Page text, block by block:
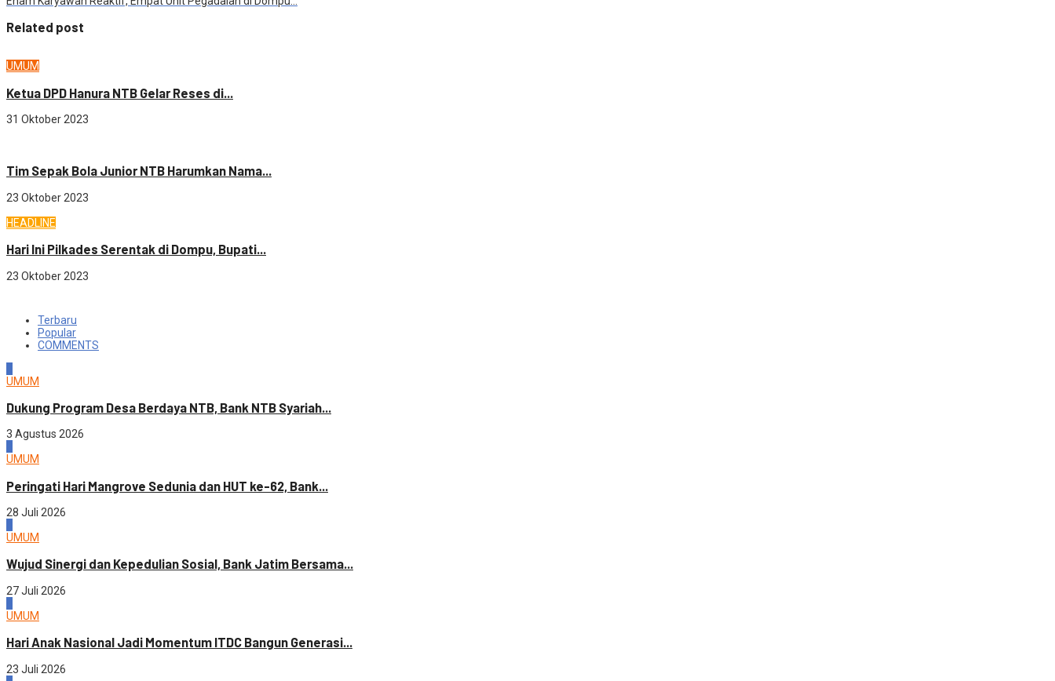
Related post
UMUM
Ketua DPD Hanura NTB Gelar Reses di...
31 Oktober 2023
Tim Sepak Bola Junior NTB Harumkan Nama...
23 Oktober 2023
HEADLINE
Hari Ini Pilkades Serentak di Dompu, Bupati...
23 Oktober 2023
Terbaru
Popular
COMMENTS
UMUM
Dukung Program Desa Berdaya NTB, Bank NTB Syariah...
3 Agustus 2026
UMUM
Peringati Hari Mangrove Sedunia dan HUT ke-62, Bank...
28 Juli 2026
UMUM
Wujud Sinergi dan Kepedulian Sosial, Bank Jatim Bersama...
27 Juli 2026
UMUM
Hari Anak Nasional Jadi Momentum ITDC Bangun Generasi...
23 Juli 2026